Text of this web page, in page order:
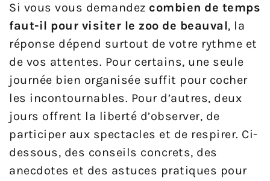
Si vous vous demandez combien de temps
faut-il pour visiter le zoo de beauval, la
réponse dépend surtout de votre rythme et
de vos attentes. Pour certains, une seule
journée bien organisée suffit pour cocher
les incontournables. Pour d’autres, deux
jours offrent la liberté d’observer, de
participer aux spectacles et de respirer. Ci-
dessous, des conseils concrets, des
anecdotes et des astuces pratiques pour